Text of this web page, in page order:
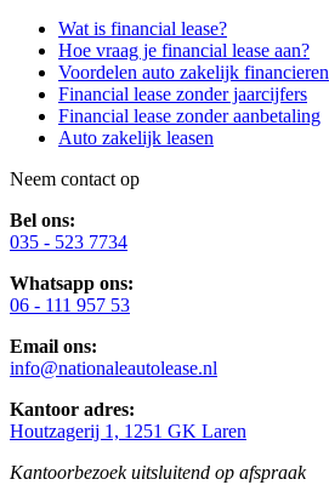
Wat is financial lease?
Hoe vraag je financial lease aan?
Voordelen auto zakelijk financieren
Financial lease zonder jaarcijfers
Financial lease zonder aanbetaling
Auto zakelijk leasen
Neem contact op
Bel ons:
035 - 523 7734
Whatsapp ons:
06 - 111 957 53
Email ons:
info@nationaleautolease.nl
Kantoor adres:
Houtzagerij 1, 1251 GK Laren
Kantoorbezoek uitsluitend op afspraak